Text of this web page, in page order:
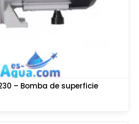
– Bomba de superficie